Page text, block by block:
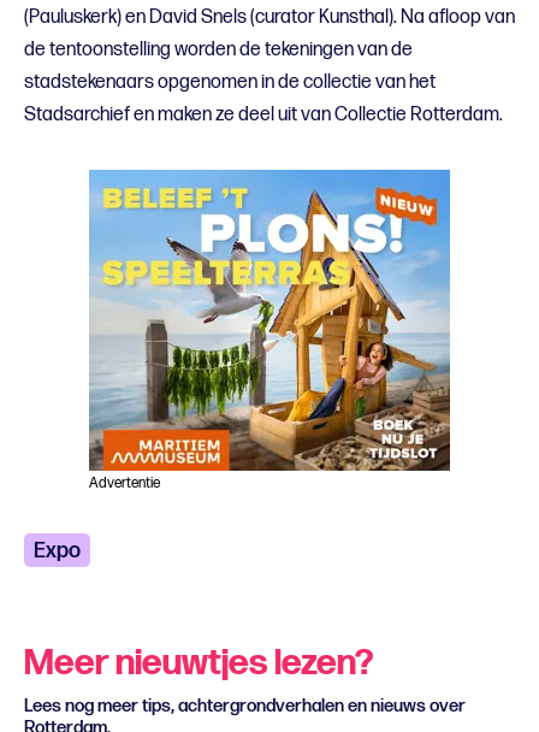
(Pauluskerk) en David Snels (curator Kunsthal). Na afloop van
de tentoonstelling worden de tekeningen van de
stadstekenaars opgenomen in de collectie van het
Stadsarchief en maken ze deel uit van Collectie Rotterdam.
Advertentie
Expo
Meer nieuwtjes lezen?
Lees nog meer tips, achtergrondverhalen en nieuws over
Rotterdam.